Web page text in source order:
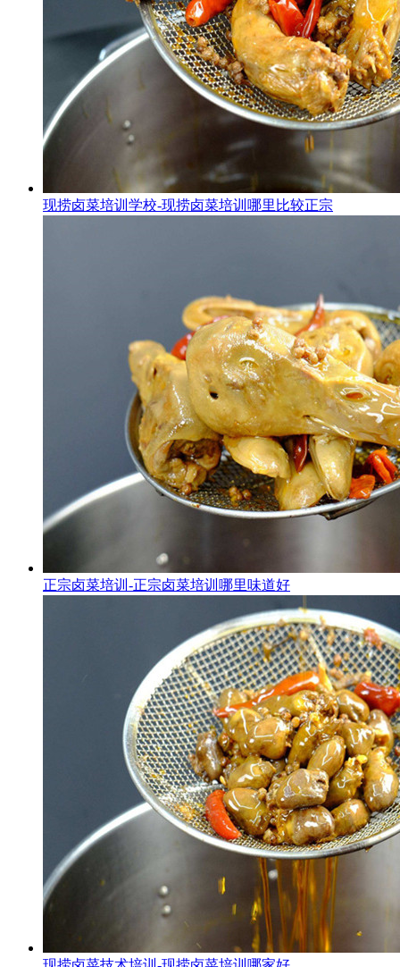
现捞卤菜培训学校-现捞卤菜培训哪里比较正宗
正宗卤菜培训-正宗卤菜培训哪里味道好